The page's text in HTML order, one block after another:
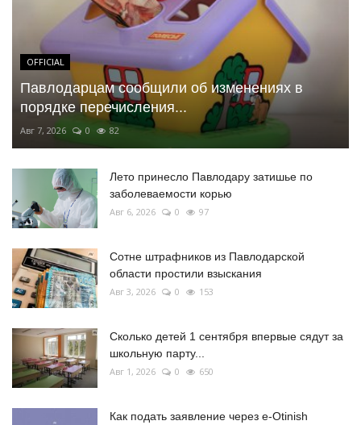
OFFICIAL
Павлодарцам сообщили об изменениях в
порядке перечисления...
Авг 7, 2026 0 82
Лето принесло Павлодару затишье по
заболеваемости корью
Авг 6, 2026 0 97
Сотне штрафников из Павлодарской
области простили взыскания
Авг 3, 2026 0 153
Сколько детей 1 сентября впервые сядут за
школьную парту...
Авг 1, 2026 0 650
Как подать заявление через e-Otinish